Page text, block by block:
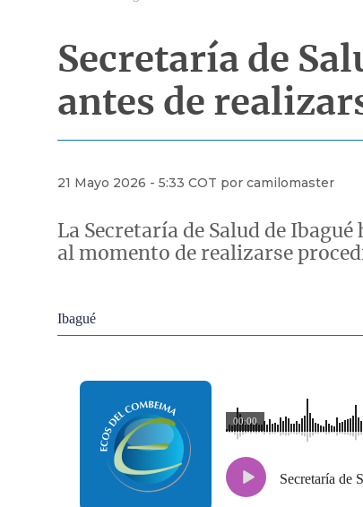
Secretaría de
antes de
21 Mayo 2026 - 5:33 COT por camilomaster
La Secretaría de Salud de
al momento de realizarse
Econoticias y Eventos
Ibagué
00:00
Secretaría de